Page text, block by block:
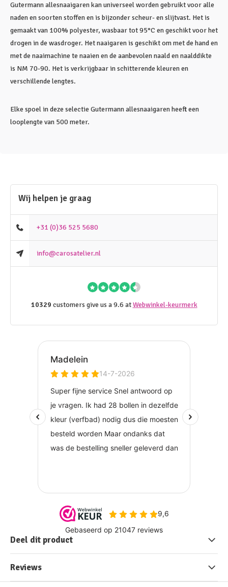
Gutermann allesnaaigaren kan universeel worden gebruikt voor alle
naden en soorten stoffen en is bijzonder scheur- en slijtvast. Het is
gemaakt van 100% polyester, wasbaar tot 95°C en geschikt voor het
drogen in de wasdroger. Het naaigaren is geschikt om met de hand en
met de naaimachine te naaien en de aanbevolen naald en naalddikte
is NM 70-90. Het is verkrijgbaar in schitterende kleuren en
verschillende lengtes.
Elke spoel in deze selectie Gutermann allesnaaigaren heeft een
looplengte van 500 meter.
Wij helpen je graag
+31 (0)36 525 5680
info@carosatelier.nl
10329 customers give us a 9.6 atWebwinkel-keurmerk
Deel dit product
Reviews